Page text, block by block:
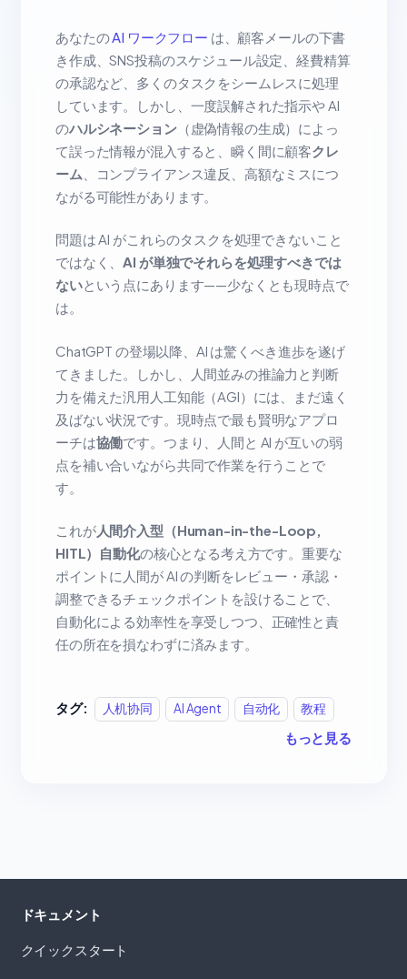
作流
中文
教程
あなたのAI ワークフロー は、顧客メールの下書
き作成、SNS投稿のスケジュール設定、経費精算
の承認など、多くのタスクをシームレスに処理
しています。しかし、一度誤解された指示や AI
のハルシネーション（虚偽情報の生成）によっ
て誤った情報が混入すると、瞬く間に顧客クレ
ーム 、コンプライアンス違反、高額なミスにつ
ながる可能性があります。
問題は AI がこれらのタスクを処理できないこと
ではなく、AI が単独でそれらを処理すべきでは
ないという点にあります——少なくとも現時点で
は。
ChatGPT の登場以降、AI は驚くべき進歩を遂げ
てきました。しかし、人間並みの推論力と判断
力を備えた汎用人工知能（AGI）には、まだ遠く
及ばない状況です。現時点で最も賢明なアプロ
ーチは協働です。つまり、人間と AI が互いの弱
点を補い合いながら共同で作業を行うことで
す。
これが人間介入型（Human-in-the-Loop,
HITL）自動化の核心となる考え方です。重要な
ポイントに人間が AI の判断をレビュー・承認・
調整できるチェックポイントを設けることで、
自動化による効率性を享受しつつ、正確性と責
任の所在を損なわずに済みます。
タグ: 人机协同 AI Agent 自动化 教程
もっと見る
ドキュメント
クイックスタート